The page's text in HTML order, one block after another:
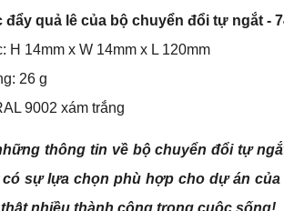
đẩy quả lê của bộ chuyển đổi tự ngắt -
H 14mm x W 14mm x L 120mm
26 g
9002 xám trắng
thông tin về bộ chuyển đổi tự
sự lựa chọn phù hợp cho dự án
thật nhiều thành công trong cuộc sống!